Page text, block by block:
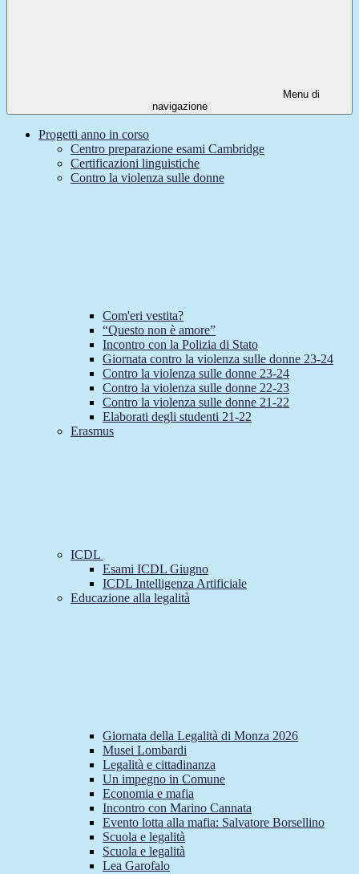
Menu di
navigazione
Progetti anno in corso
Centro preparazione esami Cambridge
Certificazioni linguistiche
Contro la violenza sulle donne
Com'eri vestita?
“Questo non è amore”
Incontro con la Polizia di Stato
Giornata contro la violenza sulle donne 23-24
Contro la violenza sulle donne 23-24
Contro la violenza sulle donne 22-23
Contro la violenza sulle donne 21-22
Elaborati degli studenti 21-22
Erasmus
ICDL
Esami ICDL Giugno
ICDL Intelligenza Artificiale
Educazione alla legalità
Giornata della Legalità di Monza 2026
Musei Lombardi
Legalità e cittadinanza
Un impegno in Comune
Economia e mafia
Incontro con Marino Cannata
Evento lotta alla mafia: Salvatore Borsellino
Scuola e legalità
Scuola e legalità
Lea Garofalo